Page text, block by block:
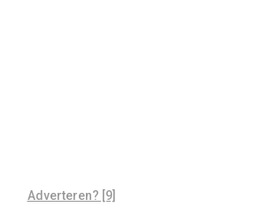
Adverteren? [9]